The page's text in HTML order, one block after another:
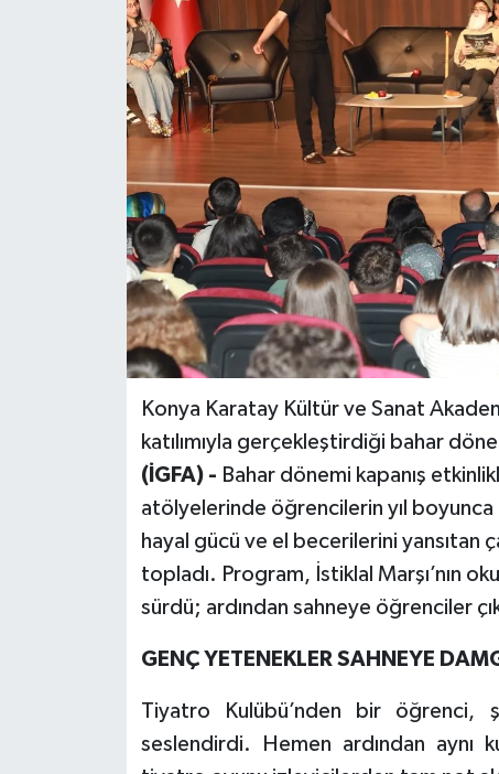
Konya Karatay Kültür ve Sanat
katılımıyla gerçekleştirdiği bahar
(İGFA) - Bahar dönemi kapanış
atölyelerinde öğrencilerin yıl boyunca
hayal gücü ve el becerilerini yansıtan
topladı. Program, İstiklal Marşı’nın
sürdü; ardından sahneye öğrenciler
GENÇ YETENEKLER SAHNEYE
Tiyatro Kulübü’nden bir öğrenci,
seslendirdi. Hemen ardından aynı